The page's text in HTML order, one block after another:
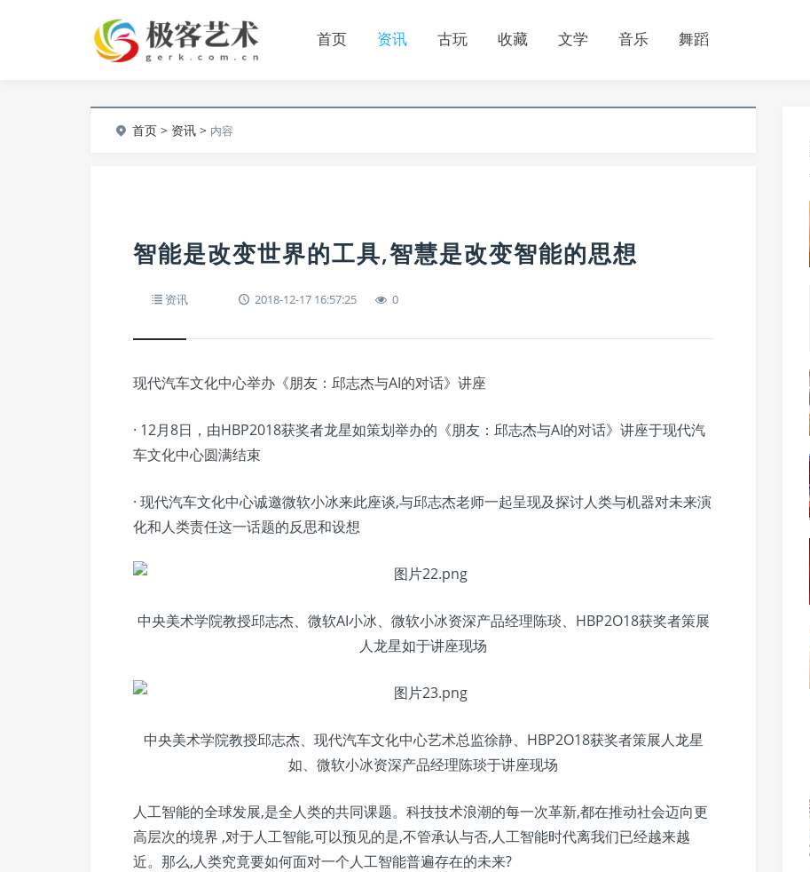
首页 资讯 古玩 收藏 文学 音乐 舞蹈
首页 > 资讯 > 内容
智能是改变世界的工具,智慧是改变智能的思想
资讯 2018-12-17 16:57:25 0
现代汽车文化中心举办《朋友：邱志杰与AI的对话》讲座
· 12月8日，由HBP2018获奖者龙星如策划举办的《朋友：邱志杰与AI的对话》讲座于现代汽
车文化中心圆满结束
· 现代汽车文化中心诚邀微软小冰来此座谈,与邱志杰老师一起呈现及探讨人类与机器对未来演
化和人类责任这一话题的反思和设想
中央美术学院教授邱志杰、微软AI小冰、微软小冰资深产品经理陈琰、HBP2O18获奖者策展
人龙星如于讲座现场
中央美术学院教授邱志杰、现代汽车文化中心艺术总监徐静、HBP2O18获奖者策展人龙星
如、微软小冰资深产品经理陈琰于讲座现场
人工智能的全球发展,是全人类的共同课题。科技技术浪潮的每一次革新,都在推动社会迈向更
高层次的境界 ,对于人工智能,可以预见的是,不管承认与否,人工智能时代离我们已经越来越
近。那么,人类究竟要如何面对一个人工智能普遍存在的未来?